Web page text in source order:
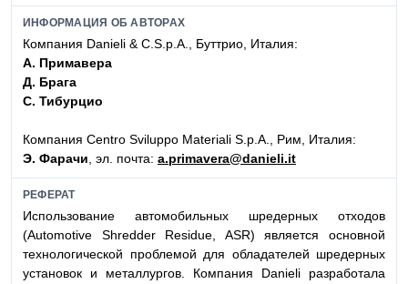
ИНФОРМАЦИЯ ОБ АВТОРАХ
Компания Danieli & C.S.p.A., Буттрио, Италия:
А. Примавера
Д. Брага
С. Тибурцио
Компания Centro Sviluppo Materiali S.p.A., Рим, Италия:
Э. Фарачи , эл. почта: a.primavera@danieli.it
РЕФЕРАТ
Использование автомобильных шредерных отходов
(Automotive Shredder Residue, ASR) является основной
технологической проблемой для обладателей шредерных
установок и металлургов. Компания Danieli разработала